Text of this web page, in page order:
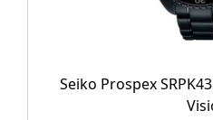
Seiko Prospex